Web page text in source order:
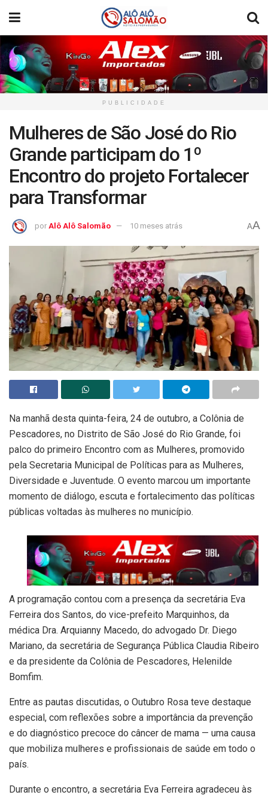
PUBLICIDADE
Mulheres de São José do Rio
Grande participam do 1º
Encontro do projeto Fortalecer
para Transformar
por Alô Alô Salomão 10 meses atrás AA
Na manhã desta quinta-feira, 24 de outubro, a Colônia de
Pescadores, no Distrito de São José do Rio Grande, foi
palco do primeiro Encontro com as Mulheres, promovido
pela Secretaria Municipal de Políticas para as Mulheres,
Diversidade e Juventude. O evento marcou um importante
momento de diálogo, escuta e fortalecimento das políticas
públicas voltadas às mulheres no município.
A programação contou com a presença da secretária Eva
Ferreira dos Santos, do vice-prefeito Marquinhos, da
médica Dra. Arquianny Macedo, do advogado Dr. Diego
Mariano, da secretária de Segurança Pública Claudia Ribeiro
e da presidente da Colônia de Pescadores, Helenilde
Bomfim.
Entre as pautas discutidas, o Outubro Rosa teve destaque
especial, com reflexões sobre a importância da prevenção
e do diagnóstico precoce do câncer de mama — uma causa
que mobiliza mulheres e profissionais de saúde em todo o
país.
Durante o encontro, a secretária Eva Ferreira agradeceu às